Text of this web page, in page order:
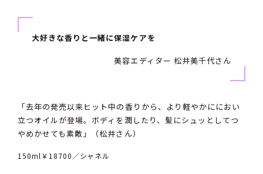
大好きな香りと一緒に保湿ケアを
美容エディター 松井美千代さん
「去年の発売以来ヒット中の香りから、より軽やかににおい
立つオイルが登場。ボディを潤したり、髪にシュッとしてつ
やめかせても素敵」（松井さん）
150ml￥18700／シャネル